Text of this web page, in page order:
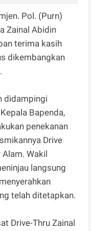
Pol. (Purn)
Zainal Abidin
terima kasih
dikembangkan
didampingi
Bapenda,
penekanan
Drive
Wakil
langsung
telah ditetapkan.
Drive-Thru Zainal